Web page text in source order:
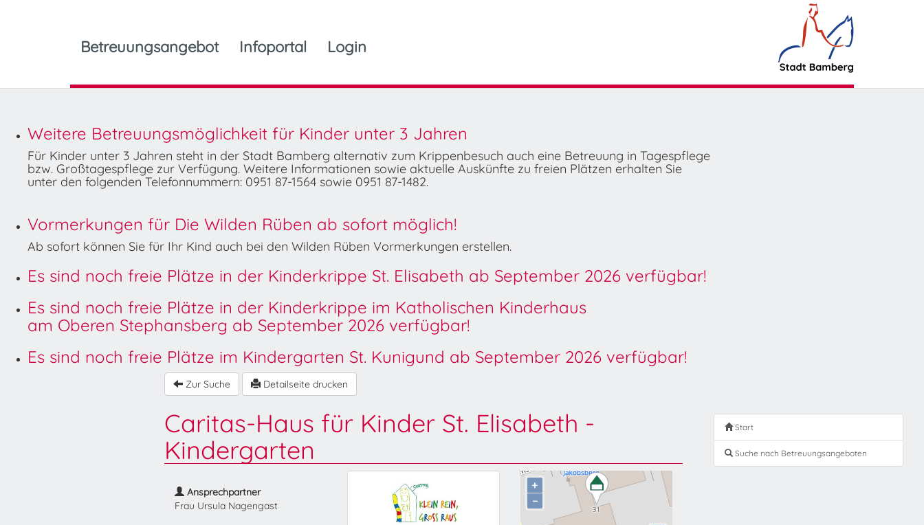
Betreuungsangebot Infoportal Login
Weitere Betreuungsmöglichkeit für Kinder unter 3 Jahren
Für Kinder unter 3 Jahren steht in der Stadt Bamberg alternativ zum Krippenbesuch auch eine Betreuung in Tagespflege
bzw. Großtagespflege zur Verfügung. Weitere Informationen sowie aktuelle Auskünfte zu freien Plätzen erhalten Sie
unter den folgenden Telefonnummern: 0951 87-1564 sowie 0951 87-1482.
Vormerkungen für Die Wilden Rüben ab sofort möglich!
Ab sofort können Sie für Ihr Kind auch bei den Wilden Rüben Vormerkungen erstellen.
Es sind noch freie Plätze in der Kinderkrippe St. Elisabeth ab September 2026 verfügbar!
Es sind noch freie Plätze in der Kinderkrippe im Katholischen Kinderhaus
am Oberen Stephansberg ab September 2026 verfügbar!
Es sind noch freie Plätze im Kindergarten St. Kunigund ab September 2026 verfügbar!
Zur Suche Detailseite drucken
Caritas-Haus für Kinder St. Elisabeth -
Kindergarten
Ansprechpartner
Frau Ursula Nagengast
+
−
Start
Suche nach Betreuungsangeboten